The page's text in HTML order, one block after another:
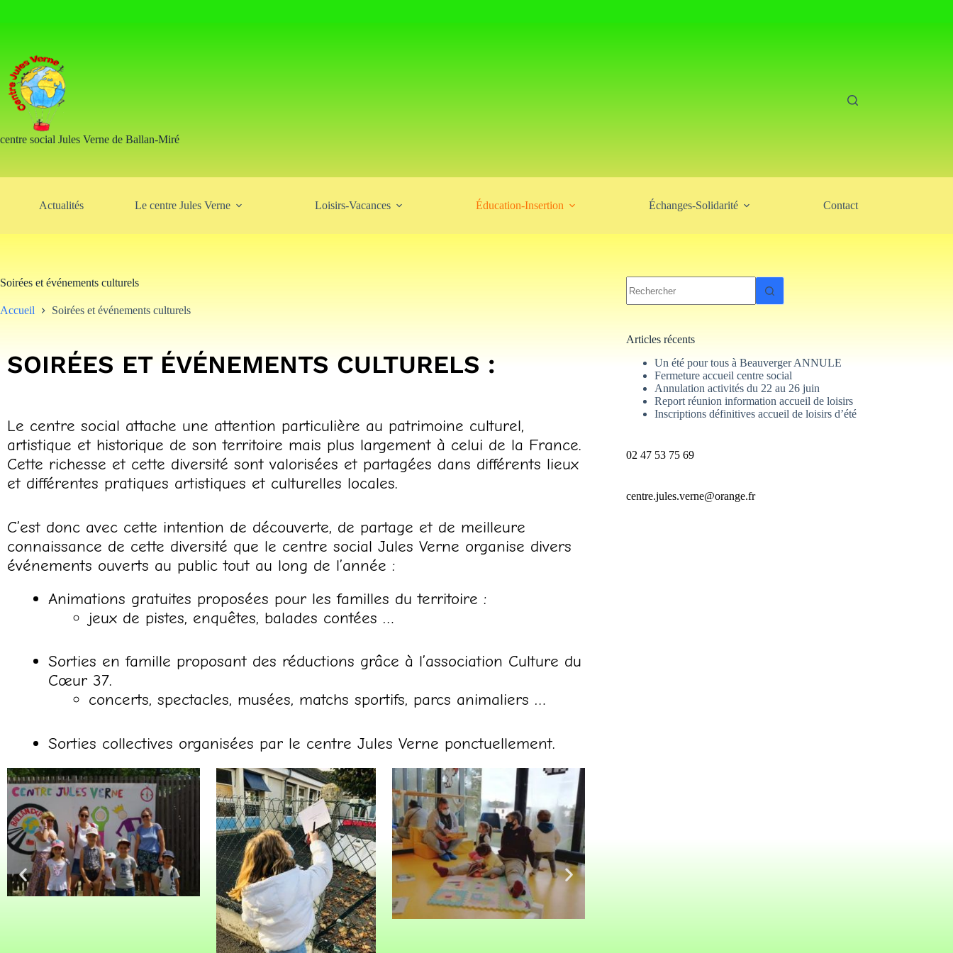
centre social Jules Verne de Ballan-Miré
Actualités Le centre Jules Verne Loisirs-Vacances Éducation-Insertion Échanges-Solidarité Contact
Soirées et événements culturels
Accueil Soirées et événements culturels
SOIRÉES ET ÉVÉNEMENTS CULTURELS :
Le centre social attache une attention particulière au patrimoine culturel,
artistique et historique de son territoire mais plus largement à celui de la France.
Cette richesse et cette diversité sont valorisées et partagées dans différents lieux
et différentes pratiques artistiques et culturelles locales.
C’est donc avec cette intention de découverte, de partage et de meilleure
connaissance de cette diversité que le centre social Jules Verne organise divers
événements ouverts au public tout au long de l’année :
Animations gratuites proposées pour les familles du territoire :
jeux de pistes, enquêtes, balades contées …
Sorties en famille proposant des réductions grâce à l’association Culture du
Cœur 37.
concerts, spectacles, musées, matchs sportifs, parcs animaliers …
Sorties collectives organisées par le centre Jules Verne ponctuellement.
Articles récents
Un été pour tous à Beauverger ANNULE
Fermeture accueil centre social
Annulation activités du 22 au 26 juin
Report réunion information accueil de loisirs
Inscriptions définitives accueil de loisirs d’été
02 47 53 75 69
centre.jules.verne@orange.fr